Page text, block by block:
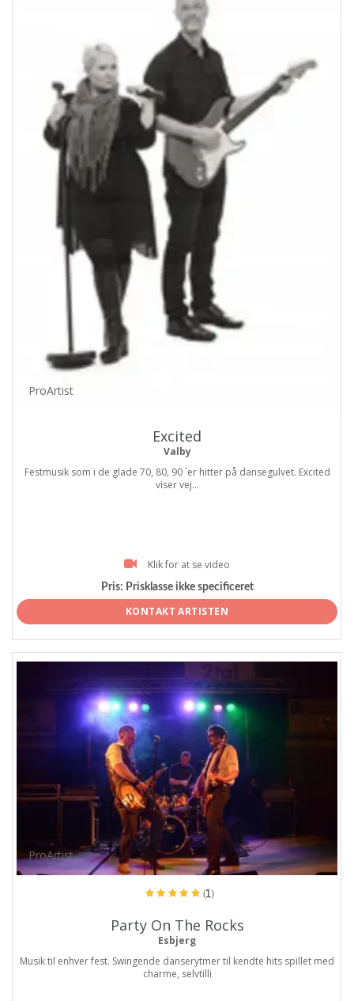
ProArtist
Excited
Valby
Festmusik som i de glade 70, 80, 90 ´er hitter på dansegulvet. Excited
viser vej...
Klik for at se video
Pris: Prisklasse ikke specificeret
KONTAKT ARTISTEN
ProArtist
(1)
Party On The Rocks
Esbjerg
Musik til enhver fest. Swingende danserytmer til kendte hits spillet med
charme, selvtilli